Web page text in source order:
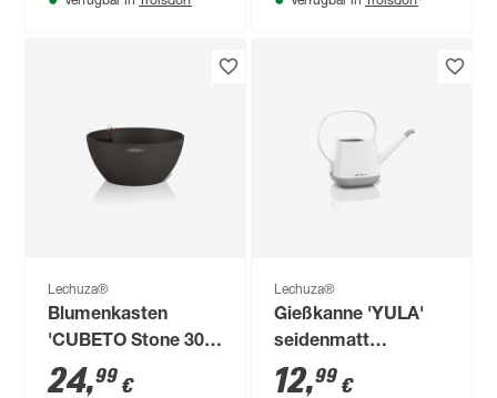
Lechuza®
Blumenkasten
'CUBETO Stone 30'
graphitschwarz,
24,99 €
Lechuza®
Gießkanne 'YULA'
seidenmatt
12,99 €